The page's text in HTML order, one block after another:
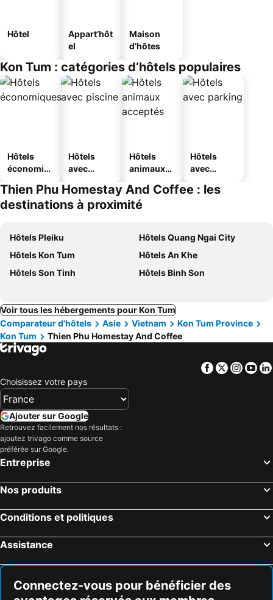
Hôtel
Appart’hôt
el
Maison
d’hôtes
Kon Tum : catégories d’hôtels populaires
Hôtels
économiq
Hôtels
avec
Hôtels
animaux
Hôtels
avec
Thien Phu Homestay And Coffee : les
destinations à proximité
Hôtels Pleiku
Hôtels Quang Ngai City
Hôtels Kon Tum
Hôtels An Khe
Hôtels Son Tinh
Hôtels Binh Son
Voir tous les hébergements pour Kon Tum
Comparateur d'hôtels
Asie Vietnam
Kon Tum Province
Kon Tum
Thien Phu Homestay And Coffee
Facebook
Twitter
Choisissez votre pays
Ajouter sur Google
Retrouvez facilement nos résultats :
ajoutez trivago comme source
préférée sur Google.
Entreprise
Nos produits
Conditions et politiques
Assistance
Connectez-vous pour bénéficier des